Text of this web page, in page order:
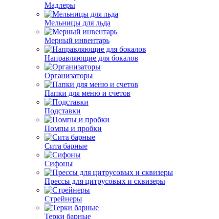
Мадлеры
Мельницы для льда
Мерный инвентарь
Направляющие для бокалов
Организаторы
Папки для меню и счетов
Подставки
Помпы и пробки
Сита барные
Сифоны
Прессы для цитрусовых и сквизеры
Стрейнеры
Терки барные